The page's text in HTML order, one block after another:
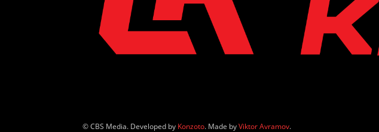
© CBS Media. Developed by Konzoto. Made byViktor Avramov.